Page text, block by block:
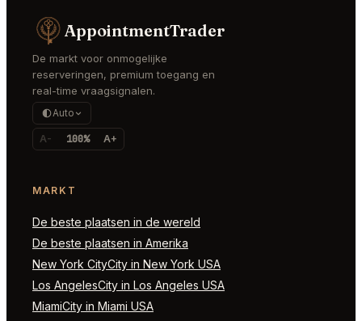
AppointmentTrader
De markt voor onmogelijke
reserveringen, premium toegang en
real-time vraagsignalen.
Auto
A- 100% A+
MARKT
De beste plaatsen in de wereld
De beste plaatsen in Amerika
New York CityCity in New York USA
Los AngelesCity in Los Angeles USA
MiamiCity in Miami USA